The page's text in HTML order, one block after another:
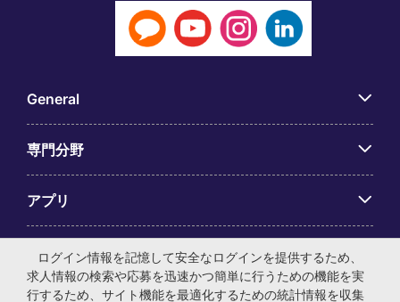
General
専門分野
アプリ
Employer Centre
ログイン情報を記憶して安全なログインを提供するため、
求人情報の検索や応募を迅速かつ簡単に行うための機能を実
行するため、サイト機能を最適化するための統計情報を収集